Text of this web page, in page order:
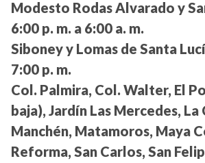
Modesto Rodas Alvarado y
6:00 p. m. a 6:00 a. m.
Siboney y Lomas de Santa
7:00 p. m.
Col. Palmira, Col. Walter, El
baja), Jardín Las Mercedes, La
Manchén, Matamoros, Maya
Reforma, San Carlos, San